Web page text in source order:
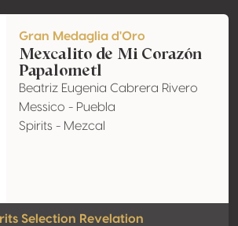
Gran Medaglia d'Oro
Mexcalito de Mi Corazón
Papalometl
Beatriz Eugenia Cabrera Rivero
Messico - Puebla
Spirits - Mezcal
Selection Revelation